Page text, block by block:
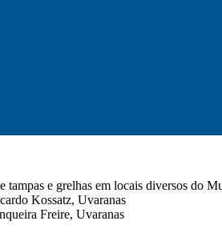
tampas e grelhas em locais diversos do
Kossatz, Uvaranas
Freire, Uvaranas